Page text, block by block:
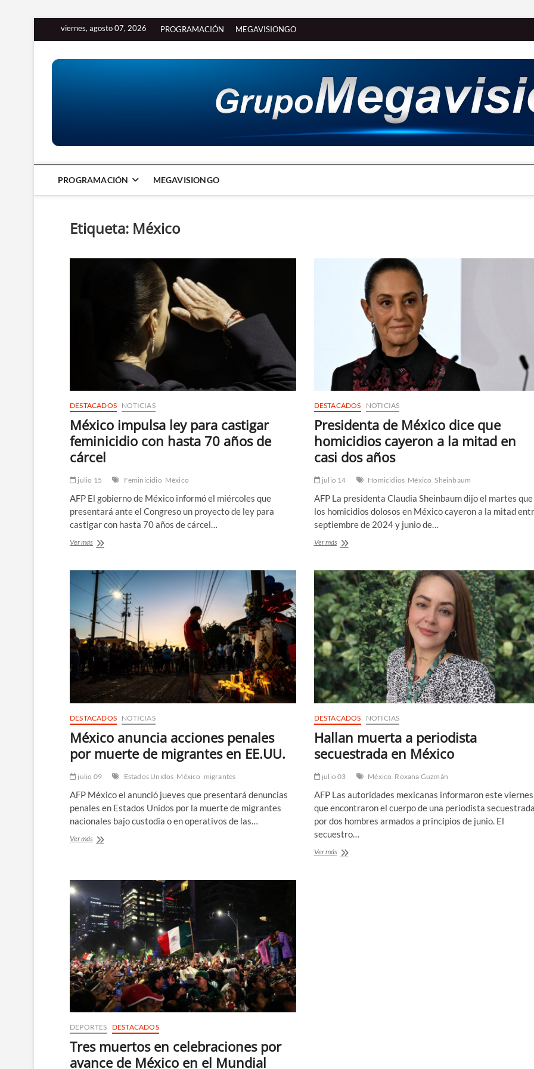
viernes, agosto 07, 2026 PROGRAMACIÓN MEGAVISIONGO
PROGRAMACIÓN MEGAVISIONGO
Etiqueta: México
DESTACADOS NOTICIAS
México impulsa ley para castigar
feminicidio con hasta 70 años de
cárcel
julio 15 Feminicidio México
AFP El gobierno de México informó el miércoles que
presentará ante el Congreso un proyecto de ley para
castigar con hasta 70 años de cárcel…
Ver másMéxico
para
castigar
feminicidio
con
hasta
70
años
de
cárcel
DESTACADOS NOTICIAS
Presidenta de México dice que
homicidios cayeron a la mitad en
casi dos años
julio 14 Homicidios México Sheinbaum
AFP La presidenta Claudia Sheinbaum dijo el martes que
los homicidios dolosos en México cayeron a la mitad
septiembre de 2024 y junio de…
Ver másPresidenta
dice
que
homicidios
cayeron
a
la
mitad
en
casi
dos
años
DESTACADOS NOTICIAS
México anuncia acciones penales
por muerte de migrantes en EE.UU.
julio 09 Estados Unidos México migrantes
AFP México el anunció jueves que presentará denuncias
penales en Estados Unidos por la muerte de migrantes
nacionales bajo custodia o en operativos de las…
Ver másMéxico
por
de
migrantes
en
EE.UU.
DESTACADOS NOTICIAS
Hallan muerta a periodista
secuestrada en México
julio 03 México Roxana Guzmán
AFP Las autoridades mexicanas informaron este viernes
que encontraron el cuerpo de una periodista
por dos hombres armados a principios de junio. El
secuestro…
Ver másHallan
DEPORTES DESTACADOS
Tres muertos en celebraciones por
avance de México en el Mundial